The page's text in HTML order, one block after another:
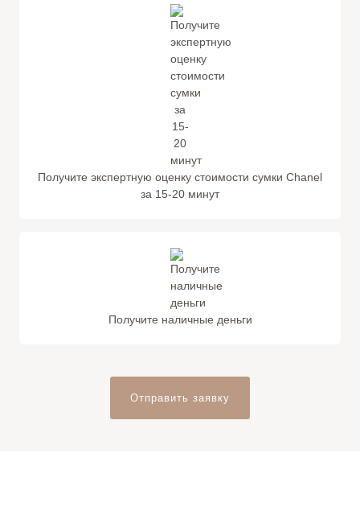
Получите экспертную оценку стоимости сумки Chanel
за 15-20 минут
Получите наличные деньги
Отправить заявку